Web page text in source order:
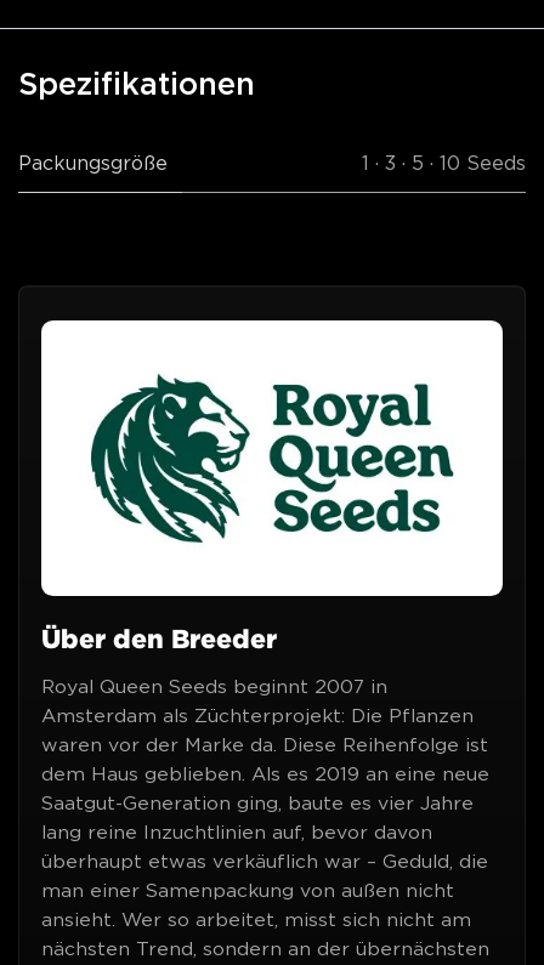
Spezifikationen
Packungsgröße 1 · 3 · 5 · 10 Seeds
Über den Breeder
Royal Queen Seeds beginnt 2007 in
Amsterdam als Züchterprojekt: Die Pflanzen
waren vor der Marke da. Diese Reihenfolge ist
dem Haus geblieben. Als es 2019 an eine neue
Saatgut-Generation ging, baute es vier Jahre
lang reine Inzuchtlinien auf, bevor davon
überhaupt etwas verkäuflich war – Geduld, die
man einer Samenpackung von außen nicht
ansieht. Wer so arbeitet, misst sich nicht am
nächsten Trend, sondern an der übernächsten